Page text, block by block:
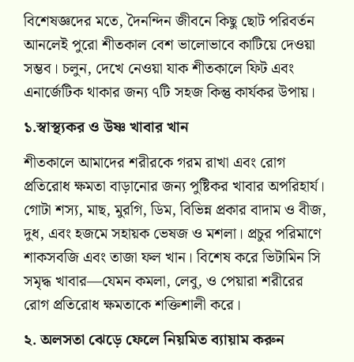
বিশেষজ্ঞদের মতে, দৈনন্দিন জীবনে কিছু ছোট পরিবর্তন
আনলেই পুরো শীতকাল বেশ ভালোভাবে কাটিয়ে দেওয়া
সম্ভব। চলুন, দেখে নেওয়া যাক শীতকালে ফিট এবং
এনার্জেটিক থাকার জন্য ৭টি সহজ কিন্তু কার্যকর উপায়।
১.স্বাস্থ্যকর ও উষ্ণ খাবার খান
শীতকালে আমাদের শরীরকে গরম রাখা এবং রোগ
প্রতিরোধ ক্ষমতা বাড়ানোর জন্য পুষ্টিকর খাবার অপরিহার্য।
গোটা শস্য, মাছ, মুরগি, ডিম, বিভিন্ন প্রকার বাদাম ও বীজ,
দুধ, এবং হজমে সহায়ক ভেষজ ও মশলা। প্রচুর পরিমাণে
শাকসবজি এবং তাজা ফল খান। বিশেষ করে ভিটামিন সি
সমৃদ্ধ খাবার—যেমন কমলা, লেবু, ও পেয়ারা শরীরের
রোগ প্রতিরোধ ক্ষমতাকে শক্তিশালী করে।
২. অলসতা ঝেড়ে ফেলে নিয়মিত ব্যায়াম করুন